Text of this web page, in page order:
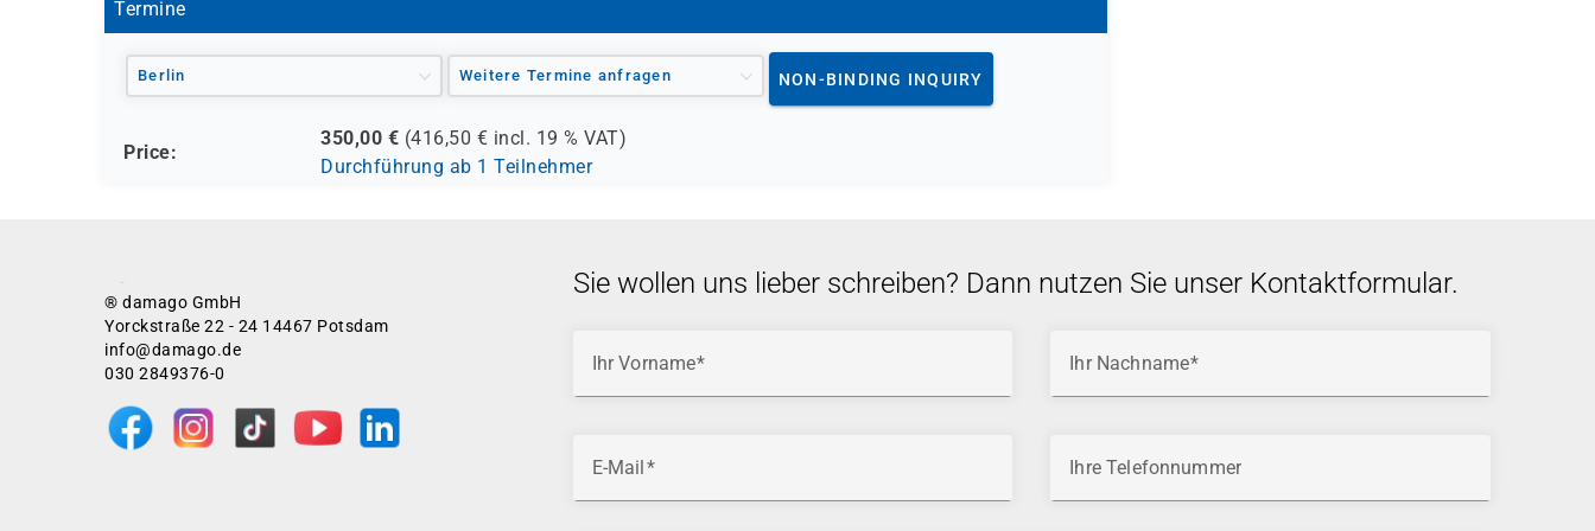
Termine
Berlin Weitere Termine anfragen NON-BINDING INQUIRY
Price:
350,00 € (416,50 € incl. 19 % VAT)
Durchführung ab 1 Teilnehmer
® damago GmbH
Yorckstraße 22 - 24 14467 Potsdam
info@damago.de
030 2849376-0
Sie wollen uns lieber schreiben? Dann nutzen Sie unser Kontaktformular.
Ihr Vorname Ihr Nachname
E-Mail Ihre Telefonnummer